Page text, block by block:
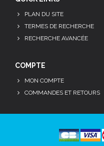
PLAN DU SITE
TERMES DE RECHERCHE
RECHERCHE AVANCÉE
COMPTE
MON COMPTE
COMMANDES ET RETOURS